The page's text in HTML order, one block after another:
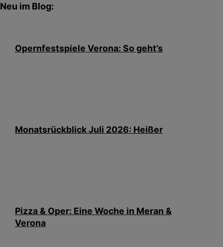
Neu im Blog:
Opernfestspiele Verona: So geht’s
Monatsrückblick Juli 2026: Heißer
Pizza & Oper: Eine Woche in Meran &
Verona